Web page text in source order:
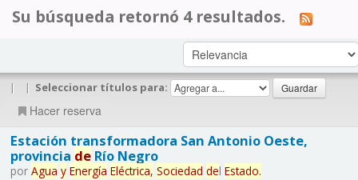
Su búsqueda retornó 4 resultados.
| | Seleccionar títulos para:
Hacer reserva
Estación transformadora San Antonio Oeste,
provincia deRío Negro
por Agua y Energía Eléctrica, Sociedad del Estado.